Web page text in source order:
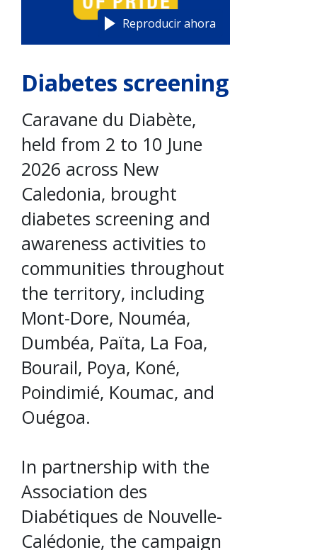
Reproducir ahora
Diabetes screening
Caravane du Diabète,
held from 2 to 10 June
2026 across New
Caledonia, brought
diabetes screening and
awareness activities to
communities throughout
the territory, including
Mont-Dore, Nouméa,
Dumbéa, Païta, La Foa,
Bourail, Poya, Koné,
Poindimié, Koumac, and
Ouégoa.
In partnership with the
Association des
Diabétiques de Nouvelle-
Calédonie, the campaign